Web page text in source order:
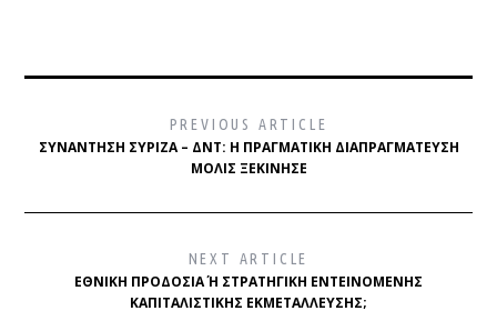
PREVIOUS ARTICLE
ΣΥΝΆΝΤΗΣΗ ΣΥΡΙΖΑ – ΔΝΤ: Η ΠΡΑΓΜΑΤΙΚΉ ΔΙΑΠΡΑΓΜΆΤΕΥΣΗ
ΜΌΛΙΣ ΞΕΚΊΝΗΣΕ
NEXT ARTICLE
ΕΘΝΙΚΉ ΠΡΟΔΟΣΊΑ Ή ΣΤΡΑΤΗΓΙΚΉ ΕΝΤΕΙΝΌΜΕΝΗΣ Κ
ΑΠΙΤΑΛΙΣΤΙΚΉΣ ΕΚΜΕΤΆΛΛΕΥΣΗΣ;